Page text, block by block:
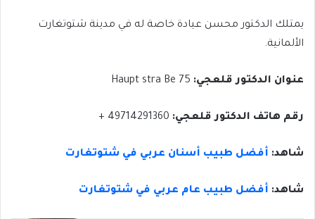
يمتلك الدكتور محسن عيادة خاصة له في مدينة شتوتغارت
الألمانية.
عنوان الدكتور قلعجي:
رقم هاتف الدكتور قلعجي:
شاهد: أفضل طبيب أسنان عربي في شتوتغارت
شاهد: أفضل طبيب عام عربي في شتوتغارت